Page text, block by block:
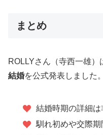
まとめ
ROLLYさん（寺西一雄）
結婚を公式発表しました。
結婚時期の詳細は
馴れ初めや交際期